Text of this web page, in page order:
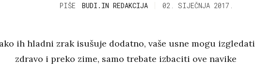
PIŠE BUDI.IN REDAKCIJA 02. SIJEČNJA 2017.
ih hladni zrak isušuje dodatno, vaše usne mogu izgledati
zdravo i preko zime, samo trebate izbaciti ove navike